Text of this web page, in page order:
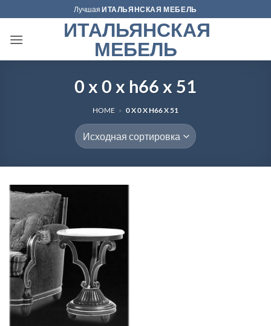
to
content
ЛучшаяИТАЛЬЯНСКАЯ МЕБЕЛЬ
ИТАЛЬЯНСКАЯ
МЕБЕЛЬ
0 x 0 x h66 x 51
HOME » 0 X 0 X H66 X 51